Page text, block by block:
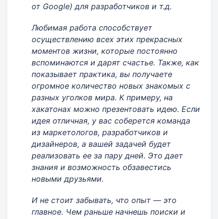
от Google) для разработчиков и т.д.
Любимая работа способствует
осуществлению всех этих прекрасных
моментов жизни, которые постоянно
вспоминаются и дарят счастье. Также, как
показывает практика, вы получаете
огромное количество новых знакомых с
разных уголков мира. К примеру, на
хакатонах можно презентовать идею. Если
идея отличная, у вас соберется команда
из маркетологов, разработчиков и
дизайнеров, а вашей задачей будет
реализовать ее за пару дней. Это дает
знания и возможность обзавестись
новыми друзьями.
И не стоит забывать, что опыт — это
главное. Чем раньше начнешь поиски и